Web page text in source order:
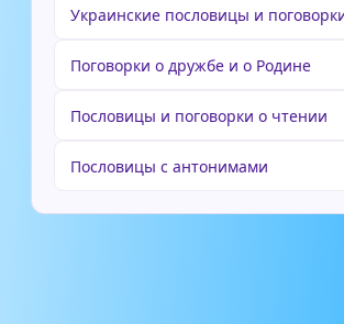
Украинские пословицы и
Поговорки о дружбе и о Родине
Пословицы и поговорки о чтении
Пословицы с антонимами